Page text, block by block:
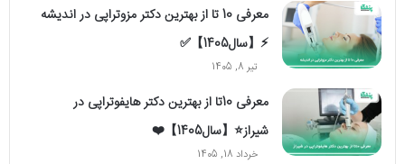
معرفی 10 تا از بهترین دکتر مزوتراپی در اندیشه
⚡【سال1405】✅
تیر 8, 1405
معرفی 10تا از بهترین دکتر هایفوتراپی در
شیراز⭐【سال1405】❤️
خرداد 18, 1405